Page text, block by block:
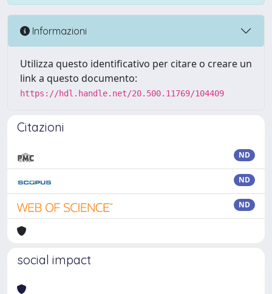
Informazioni
Utilizza questo identificativo per citare o creare un
link a questo documento:
https://hdl.handle.net/20.500.11769/104409
Citazioni
ND
ND
ND
social impact